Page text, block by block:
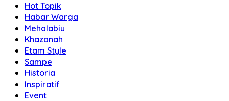
Hot Topik
Habar Warga
Mehalabiu
Khazanah
Etam Style
Sampe
Historia
Inspiratif
Event